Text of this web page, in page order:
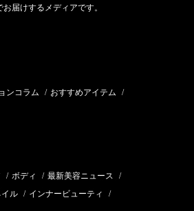
届けするメディアです。
ンコラム / おすすめアイテム /
/ ボディ / 最新美容ニュース /
イル / インナービューティ /